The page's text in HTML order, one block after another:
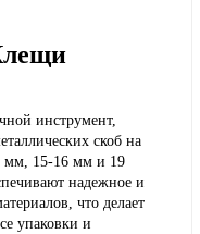
инструмент,
скоб на
мм, 15-16 мм и 19
надежное и
что делает
упаковки и